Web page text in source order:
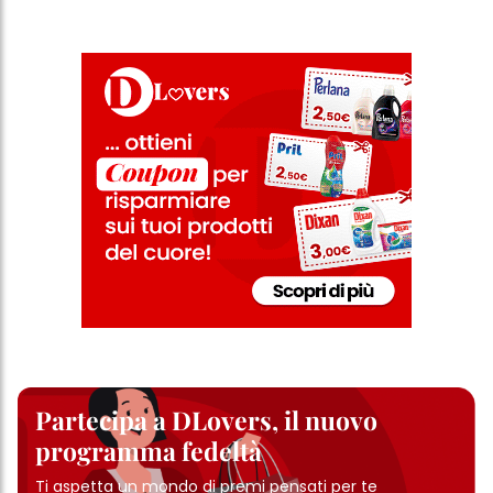
Partecipa a DLovers, il nuovo
programma fedeltà
Ti aspetta un mondo di premi pensati per te
clic su "modifica" di seguito".
Se fai clic su "Modifica" potrai trovare maggiori informazioni sul
trattamento dei tuoi dati / sull'uso dei cookie e consentirli per uno o
più degli scopi sopra menzionati. Cliccando su "Accetta tutto",
acconsenti all'uso dei cookie e al trattamento dei tuoi dati
personali per tutte le finalità sopra indicate. Se fai clic su "Rifiuta",
verranno utilizzati solo i cookie tecnicamente necessari per fornirti
questo sito web.